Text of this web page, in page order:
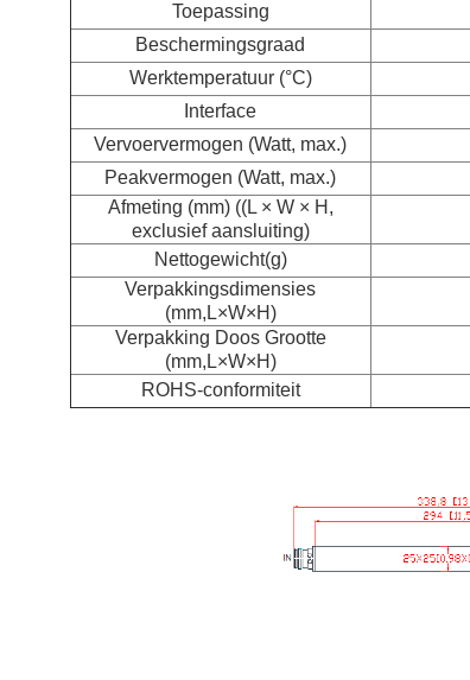
Toepassing
Beschermingsgraad
Werktemperatuur (°C)
Interface
Vervoervermogen (Watt, max.)
Peakvermogen (Watt, max.)
Afmeting (mm) ((L × W × H,
exclusief aansluiting)
Nettogewicht(g)
Verpakkingsdimensies
(mm,L×W×H)
Verpakking Doos Grootte
(mm,L×W×H)
ROHS-conformiteit